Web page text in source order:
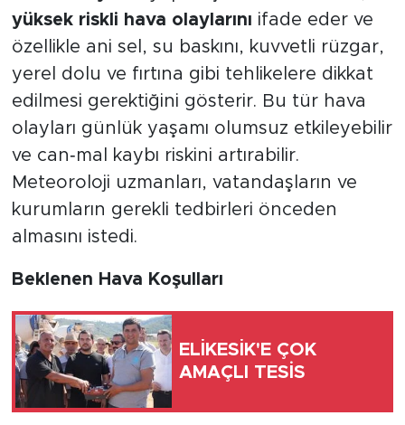
yüksek riskli hava olaylarını ifade eder ve
özellikle ani sel, su baskını, kuvvetli rüzgar,
yerel dolu ve fırtına gibi tehlikelere dikkat
edilmesi gerektiğini gösterir. Bu tür hava
olayları günlük yaşamı olumsuz etkileyebilir
ve can‑mal kaybı riskini artırabilir.
Meteoroloji uzmanları, vatandaşların ve
kurumların gerekli tedbirleri önceden
almasını istedi.
Beklenen Hava Koşulları
ELİKESİK'E ÇOK
AMAÇLI TESİS